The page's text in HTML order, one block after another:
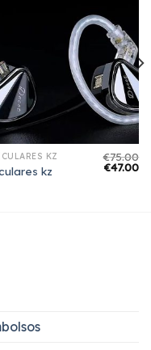
KZ
kz
€75.00
€47.00